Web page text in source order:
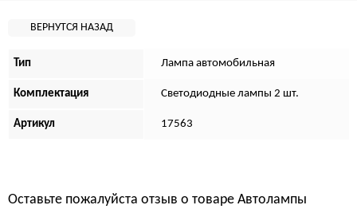
Тип Лампа автомобильная
Комплектация Светодиодные лампы 2 шт.
Артикул 17563
Оставьте пожалуйста отзыв о товаре Автолампы